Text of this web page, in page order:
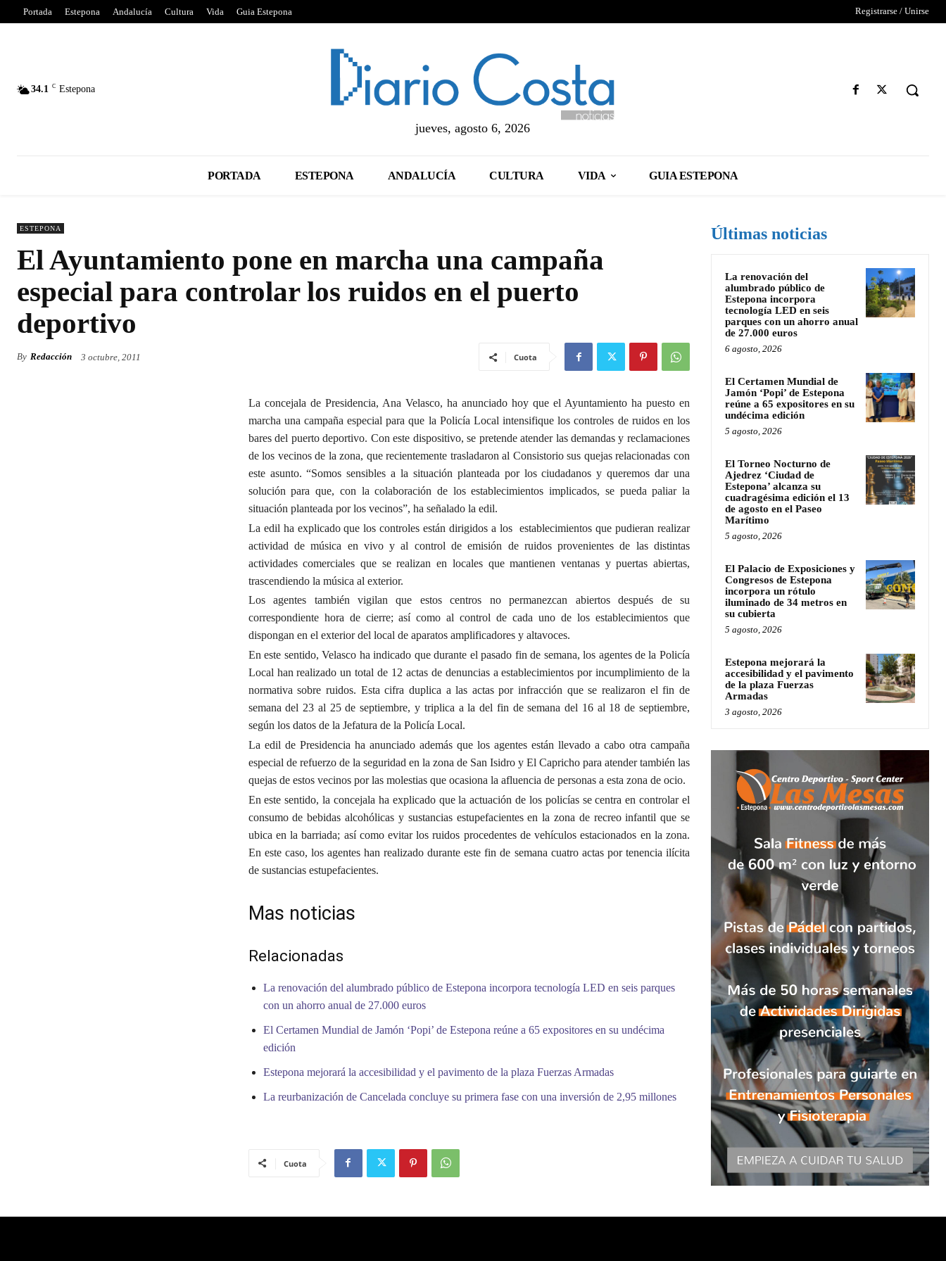
Portada Estepona Andalucía Cultura Vida Guia Estepona Registrarse / Unirse
34.1 C Estepona
jueves, agosto 6, 2026
PORTADA ESTEPONA ANDALUCÍA CULTURA VIDA GUIA ESTEPONA
ESTEPONA
El Ayuntamiento pone en marcha una campaña
especial para controlar los ruidos en el puerto
deportivo
By Redacción 3 octubre, 2011 Cuota
La concejala de Presidencia, Ana Velasco, ha anunciado hoy que el Ayuntamiento ha puesto en
marcha una campaña especial para que la Policía Local intensifique los controles de ruidos en los
bares del puerto deportivo. Con este dispositivo, se pretende atender las demandas y reclamaciones
de los vecinos de la zona, que recientemente trasladaron al Consistorio sus quejas relacionadas con
este asunto. “Somos sensibles a la situación planteada por los ciudadanos y queremos dar una
solución para que, con la colaboración de los establecimientos implicados, se pueda paliar la
situación planteada por los vecinos”, ha señalado la edil.
La edil ha explicado que los controles están dirigidos a los establecimientos que pudieran realizar
actividad de música en vivo y al control de emisión de ruidos provenientes de las distintas
actividades comerciales que se realizan en locales que mantienen ventanas y puertas abiertas,
trascendiendo la música al exterior.
Los agentes también vigilan que estos centros no permanezcan abiertos después de su
correspondiente hora de cierre; así como al control de cada uno de los establecimientos que
dispongan en el exterior del local de aparatos amplificadores y altavoces.
En este sentido, Velasco ha indicado que durante el pasado fin de semana, los agentes de la Policía
Local han realizado un total de 12 actas de denuncias a establecimientos por incumplimiento de la
normativa sobre ruidos. Esta cifra duplica a las actas por infracción que se realizaron el fin de
semana del 23 al 25 de septiembre, y triplica a la del fin de semana del 16 al 18 de septiembre,
según los datos de la Jefatura de la Policía Local.
La edil de Presidencia ha anunciado además que los agentes están llevado a cabo otra campaña
especial de refuerzo de la seguridad en la zona de San Isidro y El Capricho para atender también las
quejas de estos vecinos por las molestias que ocasiona la afluencia de personas a esta zona de ocio.
En este sentido, la concejala ha explicado que la actuación de los policías se centra en controlar el
consumo de bebidas alcohólicas y sustancias estupefacientes en la zona de recreo infantil que se
ubica en la barriada; así como evitar los ruidos procedentes de vehículos estacionados en la zona.
En este caso, los agentes han realizado durante este fin de semana cuatro actas por tenencia ilícita
de sustancias estupefacientes.
Mas noticias
Relacionadas
La renovación del alumbrado público de Estepona incorpora tecnología LED en seis parques
con un ahorro anual de 27.000 euros
El Certamen Mundial de Jamón ‘Popi’ de Estepona reúne a 65 expositores en su undécima
edición
Estepona mejorará la accesibilidad y el pavimento de la plaza Fuerzas Armadas
La reurbanización de Cancelada concluye su primera fase con una inversión de 2,95 millones
Cuota
Últimas noticias
La renovación del
alumbrado público de
Estepona incorpora
tecnología LED en seis
parques con un ahorro anual
de 27.000 euros
6 agosto, 2026
El Certamen Mundial de
Jamón ‘Popi’ de Estepona
reúne a 65 expositores en su
undécima edición
5 agosto, 2026
El Torneo Nocturno de
Ajedrez ‘Ciudad de
Estepona’ alcanza su
cuadragésima edición el 13
de agosto en el Paseo
Marítimo
5 agosto, 2026
El Palacio de Exposiciones y
Congresos de Estepona
incorpora un rótulo
iluminado de 34 metros en
su cubierta
5 agosto, 2026
Estepona mejorará la
accesibilidad y el pavimento
de la plaza Fuerzas
Armadas
3 agosto, 2026